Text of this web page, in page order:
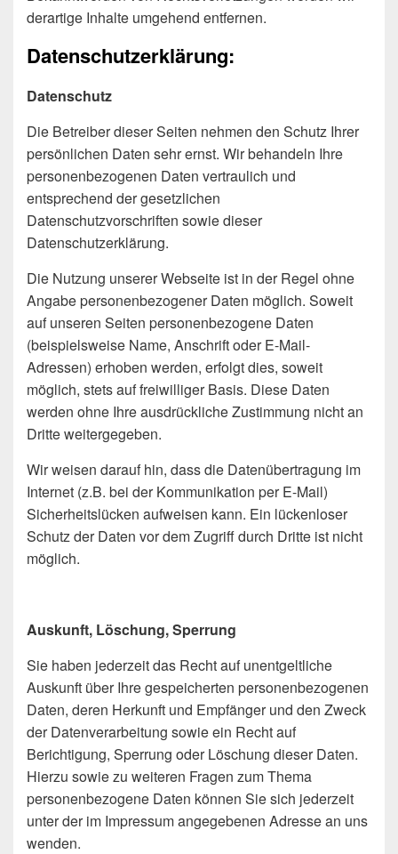
derartige Inhalte umgehend entfernen.
Datenschutzerklärung:
Datenschutz
Die Betreiber dieser Seiten nehmen den Schutz Ihrer
persönlichen Daten sehr ernst. Wir behandeln Ihre
personenbezogenen Daten vertraulich und
entsprechend der gesetzlichen
Datenschutzvorschriften sowie dieser
Datenschutzerklärung.
Die Nutzung unserer Webseite ist in der Regel ohne
Angabe personenbezogener Daten möglich. Soweit
auf unseren Seiten personenbezogene Daten
(beispielsweise Name, Anschrift oder E-Mail-
Adressen) erhoben werden, erfolgt dies, soweit
möglich, stets auf freiwilliger Basis. Diese Daten
werden ohne Ihre ausdrückliche Zustimmung nicht an
Dritte weitergegeben.
Wir weisen darauf hin, dass die Datenübertragung im
Internet (z.B. bei der Kommunikation per E-Mail)
Sicherheitslücken aufweisen kann. Ein lückenloser
Schutz der Daten vor dem Zugriff durch Dritte ist nicht
möglich.
Auskunft, Löschung, Sperrung
Sie haben jederzeit das Recht auf unentgeltliche
Auskunft über Ihre gespeicherten personenbezogenen
Daten, deren Herkunft und Empfänger und den Zweck
der Datenverarbeitung sowie ein Recht auf
Berichtigung, Sperrung oder Löschung dieser Daten.
Hierzu sowie zu weiteren Fragen zum Thema
personenbezogene Daten können Sie sich jederzeit
unter der im Impressum angegebenen Adresse an uns
wenden.